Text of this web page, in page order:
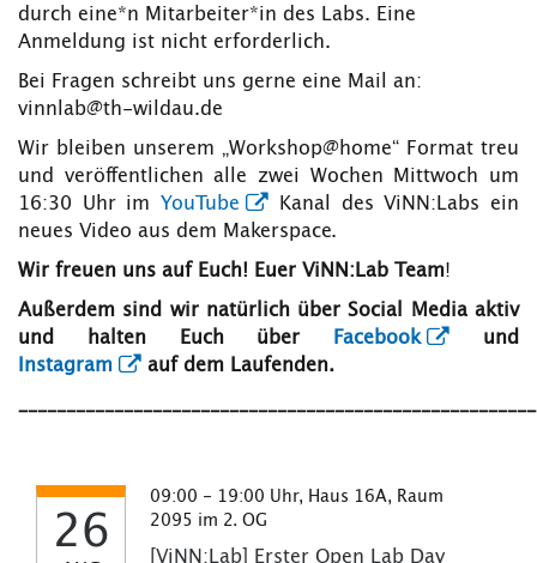
durch eine*n Mitarbeiter*in des Labs. Eine
Anmeldung ist nicht erforderlich.
Bei Fragen schreibt uns gerne eine Mail an:
vinnlab@th-wildau.de
Wir bleiben unserem „Workshop@home“ Format treu
und veröffentlichen alle zwei Wochen Mittwoch um
16:30 Uhr imYouTube
Kanal des ViNN:Labs ein
neues Video aus dem Makerspace.
Wir freuen uns auf Euch! Euer ViNN:Lab Team!
Außerdem sind wir natürlich über Social Media aktiv
und halten Euch über
Facebook
und
Instagram
auf dem Laufenden.
26
09:00 - 19:00 Uhr, Haus 16A, Raum
2095 im 2. OG
[ViNN:Lab] Erster Open Lab Day